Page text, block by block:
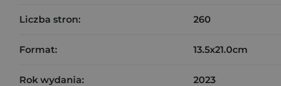
Liczba stron: 260
Format: 13.5x21.0cm
Rok wydania: 2023